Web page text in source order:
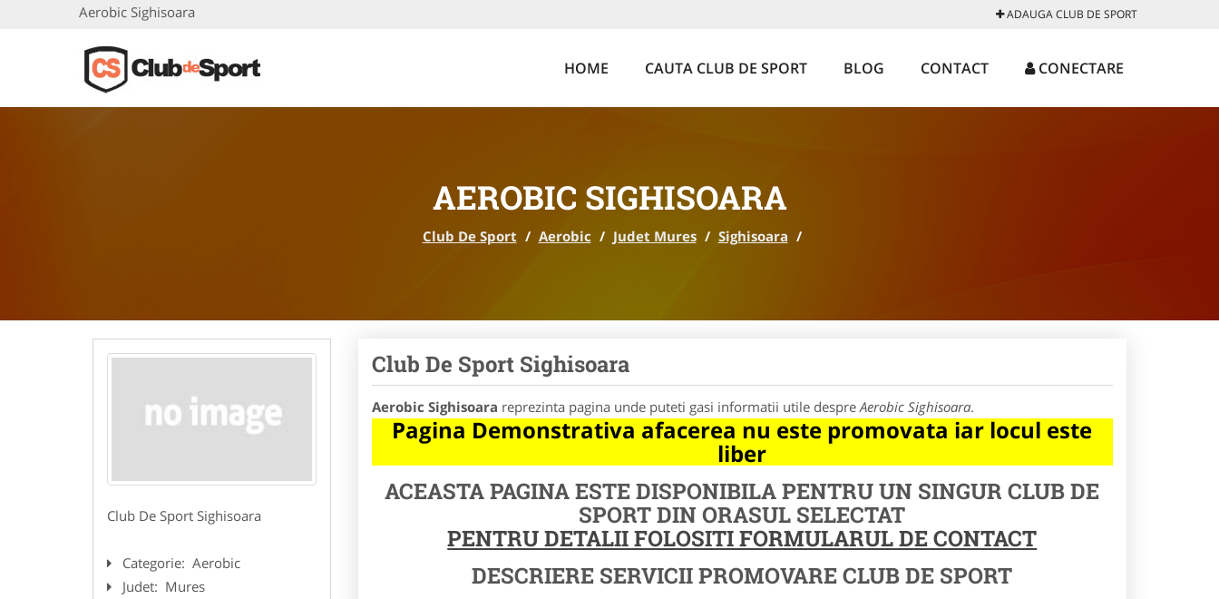
Aerobic Sighisoara ADAUGA CLUB DE SPORT
HOME CAUTA CLUB DE SPORT BLOG CONTACT CONECTARE
AEROBIC SIGHISOARA
Club De Sport / Aerobic / Judet Mures / Sighisoara /
Club De Sport Sighisoara
Categorie: Aerobic
Judet: Mures
Club De Sport Sighisoara
Aerobic Sighisoara reprezinta pagina unde puteti gasi informatii utile despreAerobic Sighisoara.
Pagina Demonstrativa afacerea nu este promovata iar locul este
liber
ACEASTA PAGINA ESTE DISPONIBILA PENTRU UN SINGUR CLUB DE
SPORT DIN ORASUL SELECTAT
PENTRU DETALII FOLOSITI FORMULARUL DE CONTACT
DESCRIERE SERVICII PROMOVARE CLUB DE SPORT